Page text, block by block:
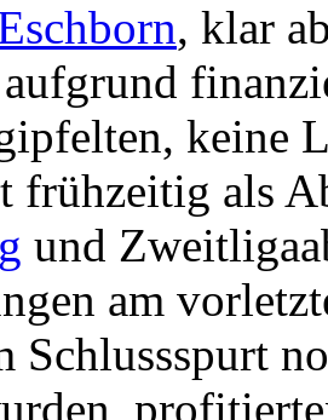
, klar
keine
frühzeitig als
und
am
Schlussspurt